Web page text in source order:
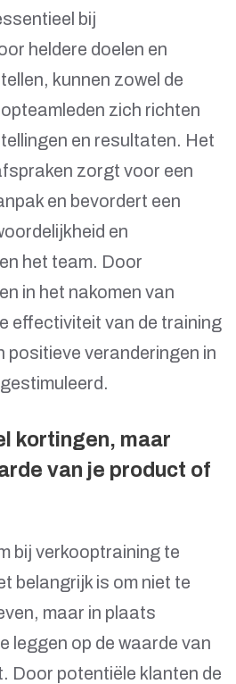
bij
heldere doelen en
kunnen zowel de
zich richten
en resultaten. Het
zorgt voor een
en bevordert een
en
het team. Door
in het nakomen van
effectiviteit van de training
positieve veranderingen in
kortingen, maar
van je product of
bij verkooptraining te
belangrijk is om niet te
maar in plaats
leggen op de waarde van
Door potentiële klanten de